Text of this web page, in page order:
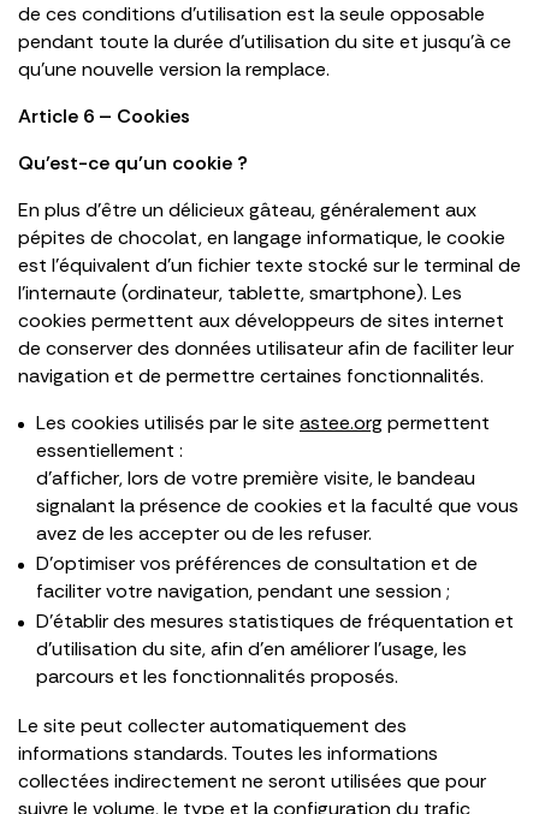
de ces conditions d’utilisation est la seule opposable
pendant toute la durée d’utilisation du site et jusqu’à ce
qu’une nouvelle version la remplace.
Article 6 – Cookies
Qu’est-ce qu’un cookie ?
En plus d’être un délicieux gâteau, généralement aux
pépites de chocolat, en langage informatique, le cookie
est l’équivalent d’un fichier texte stocké sur le terminal de
l’internaute (ordinateur, tablette, smartphone). Les
cookies permettent aux développeurs de sites internet
de conserver des données utilisateur afin de faciliter leur
navigation et de permettre certaines fonctionnalités.
Les cookies utilisés par le site astee.org permettent
essentiellement :
d’afficher, lors de votre première visite, le bandeau
signalant la présence de cookies et la faculté que vous
avez de les accepter ou de les refuser.
D’optimiser vos préférences de consultation et de
faciliter votre navigation, pendant une session ;
D’établir des mesures statistiques de fréquentation et
d’utilisation du site, afin d’en améliorer l’usage, les
parcours et les fonctionnalités proposés.
Le site peut collecter automatiquement des
informations standards. Toutes les informations
collectées indirectement ne seront utilisées que pour
suivre le volume, le type et la configuration du trafic